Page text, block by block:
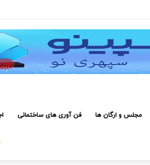
نشان بهشت
مجلس و ارگان ها فن آوری های ساختمانی